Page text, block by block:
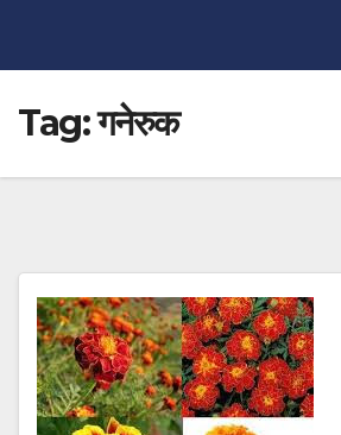
Tag:गनेरुक